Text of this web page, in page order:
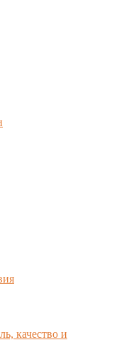
качество и